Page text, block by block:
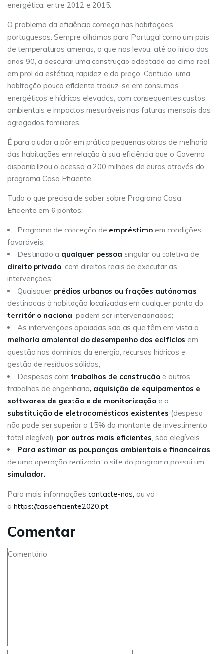
energética, entre 2012 e 2015.
O problema da eficiência começa nas habitações
portuguesas. Sempre olhámos para Portugal como um país
de temperaturas amenas, o que nos levou, até ao inicio dos
anos 90, a descurar uma construção adaptada ao clima real,
em prol da estética, rapidez e do preço. Contudo, uma
habitação pouco eficiente traduz-se em consumos
energéticos e hídricos elevados, com consequentes custos
ambientais e impactos mesuráveis nas faturas mensais dos
agregados familiares.
É para ajudar a pôr em prática pequenas obras de melhoria
das habitações em relação à sua eficiência que o Governo
disponibilizou o acesso a 200 milhões de euros através do
programa Casa Eficiente.
Tudo o que precisa de saber sobre Programa Casa
Eficiente em 6 pontos:
Programa de conceção de empréstimo em condições
favoráveis;
Destinado a qualquer pessoa singular ou coletiva de
direito privado, com direitos reais de executar as
intervenções;
Quaisquer prédios urbanos ou frações autónomas
destinadas à habitação localizadas em qualquer ponto do
território nacional podem ser intervencionados;
As intervenções apoiadas são as que têm em vista a
melhoria ambiental do desempenho dos edifícios em
questão nos domínios da energia, recursos hídricos e
gestão de resíduos sólidos;
Despesas com trabalhos de construção e outros
trabalhos de engenharia, aquisição de equipamentos e
softwares de gestão e de monitorização e a
substituição de eletrodomésticos existentes (despesa
não pode ser superior a 15% do montante de investimento
total elegível), por outros mais eficientes, são elegíveis;
Para estimar as poupanças ambientais e financeiras
de uma operação realizada, o site do programa possui um
simulador.
Para mais informações contacte-nos, ou vá
a https://casaeficiente2020.pt.
Comentar